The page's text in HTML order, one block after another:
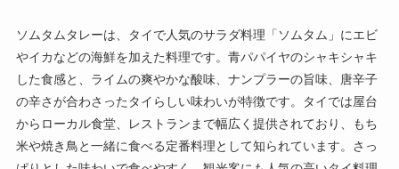
ソムタムタレーは、タイで人気のサラダ料理「ソムタム」にエビ
やイカなどの海鮮を加えた料理です。青パパイヤのシャキシャキ
した食感と、ライムの爽やかな酸味、ナンプラーの旨味、唐辛子
の辛さが合わさったタイらしい味わいが特徴です。タイでは屋台
からローカル食堂、レストランまで幅広く提供されており、もち
米や焼き鳥と一緒に食べる定番料理として知られています。さっ